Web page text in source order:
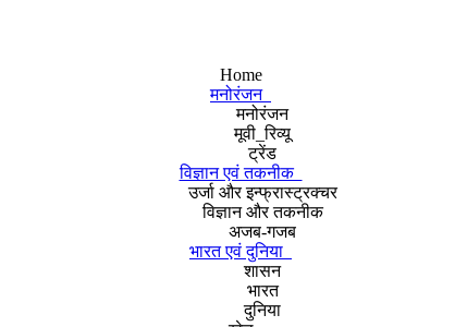
Home
मनोरंजन
मनोरंजन
मूवी_रिव्यू
ट्रेंड
विज्ञान एवं तकनीक
उर्जा और इन्फ्रास्ट्रक्चर
विज्ञान और तकनीक
अजब-गजब
भारत एवं दुनिया
शासन
भारत
दुनिया